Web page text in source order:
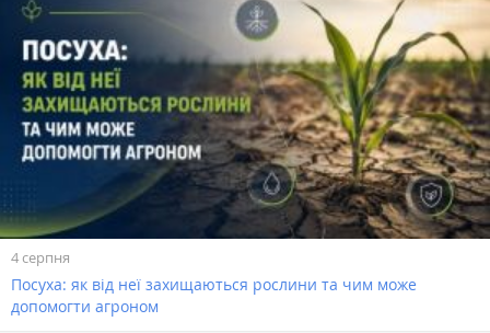
4 серпня
Посуха: як від неї захищаються рослини та чим може
допомогти агроном